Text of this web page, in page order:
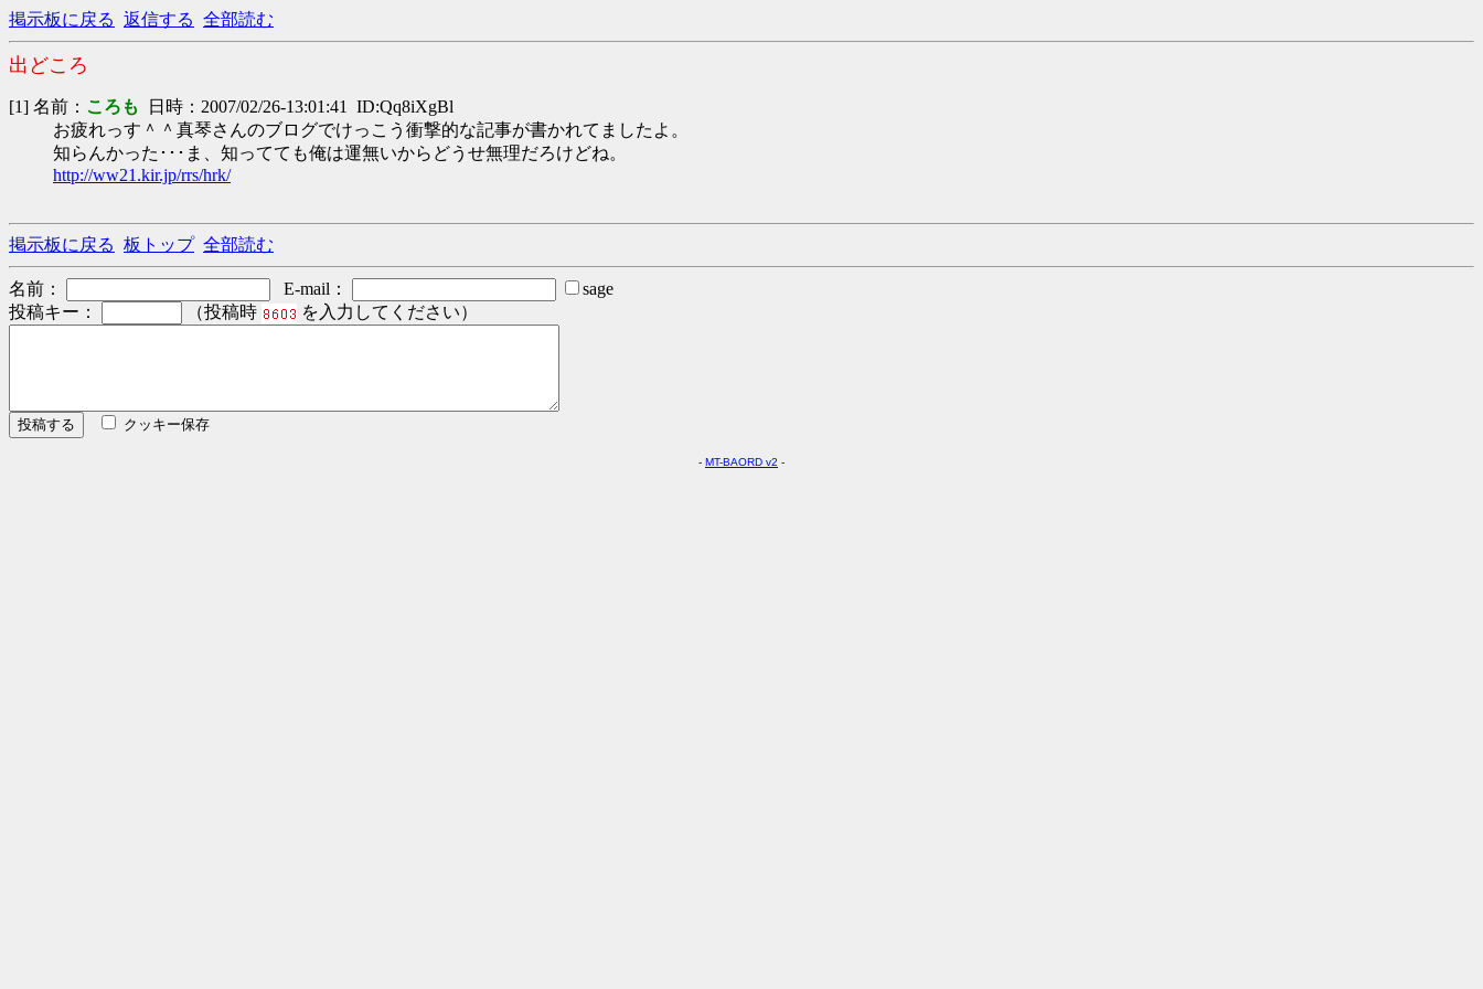
掲示板に戻る 返信する 全部読む
出どころ
[1] 名前： ころも
日時：2007/02/26-13:01:41 ID:Qq8iXgBl
お疲れっす＾＾真琴さんのブログでけっこう衝撃的な記事が書かれてましたよ。
知らんかった･･･ま、知ってても俺は運無いからどうせ無理だろけどね。
http://ww21.kir.jp/rrs/hrk/
掲示板に戻る 板トップ 全部読む
名前： E-mail：
sage
投稿キー：
（投稿時 を入力してください）
クッキー保存
- MT-BAORD v2 -